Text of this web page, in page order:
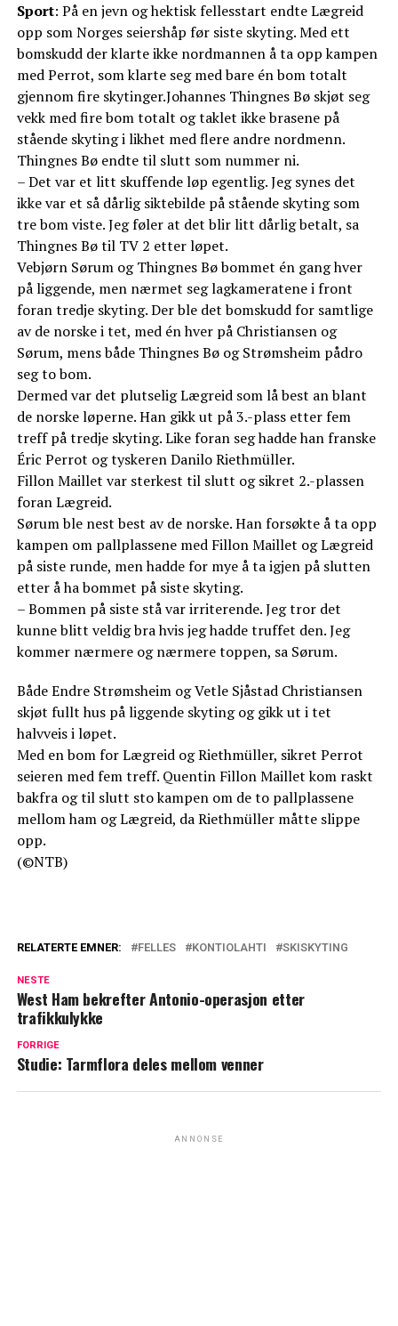
Sport: På en jevn og hektisk fellesstart endte Lægreid
opp som Norges seiershåp før siste skyting. Med ett
bomskudd der klarte ikke nordmannen å ta opp kampen
med Perrot, som klarte seg med bare én bom totalt
gjennom fire skytinger.Johannes Thingnes Bø skjøt seg
vekk med fire bom totalt og taklet ikke brasene på
stående skyting i likhet med flere andre nordmenn.
Thingnes Bø endte til slutt som nummer ni.
– Det var et litt skuffende løp egentlig. Jeg synes det
ikke var et så dårlig siktebilde på stående skyting som
tre bom viste. Jeg føler at det blir litt dårlig betalt, sa
Thingnes Bø til TV 2 etter løpet.
Vebjørn Sørum og Thingnes Bø bommet én gang hver
på liggende, men nærmet seg lagkameratene i front
foran tredje skyting. Der ble det bomskudd for samtlige
av de norske i tet, med én hver på Christiansen og
Sørum, mens både Thingnes Bø og Strømsheim pådro
seg to bom.
Dermed var det plutselig Lægreid som lå best an blant
de norske løperne. Han gikk ut på 3.-plass etter fem
treff på tredje skyting. Like foran seg hadde han franske
Éric Perrot og tyskeren Danilo Riethmüller.
Fillon Maillet var sterkest til slutt og sikret 2.-plassen
foran Lægreid.
Sørum ble nest best av de norske. Han forsøkte å ta opp
kampen om pallplassene med Fillon Maillet og Lægreid
på siste runde, men hadde for mye å ta igjen på slutten
etter å ha bommet på siste skyting.
– Bommen på siste stå var irriterende. Jeg tror det
kunne blitt veldig bra hvis jeg hadde truffet den. Jeg
kommer nærmere og nærmere toppen, sa Sørum.
Både Endre Strømsheim og Vetle Sjåstad Christiansen
skjøt fullt hus på liggende skyting og gikk ut i tet
halvveis i løpet.
Med en bom for Lægreid og Riethmüller, sikret Perrot
seieren med fem treff. Quentin Fillon Maillet kom raskt
bakfra og til slutt sto kampen om de to pallplassene
mellom ham og Lægreid, da Riethmüller måtte slippe
opp.
(©NTB)
RELATERTE EMNER: FELLES KONTIOLAHTI SKISKYTING
NESTE
West Ham bekrefter Antonio-operasjon etter
trafikkulykke
FORRIGE
Studie: Tarmflora deles mellom venner
ANNONSE